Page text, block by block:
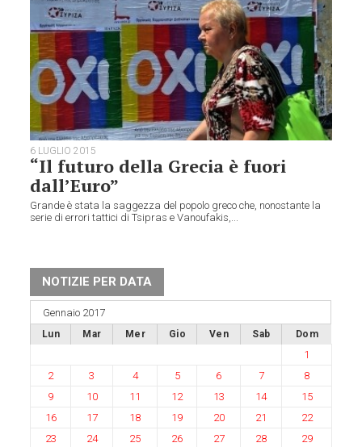
6 LUGLIO 2015
“Il futuro della Grecia è fuori
dall’Euro”
Grande è stata la saggezza del popolo greco che, nonostante la
serie di errori tattici di Tsipras e Vanoufakis,...
NOTIZIE PER DATA
Gennaio 2017
Lun Mar Mer Gio Ven Sab Dom
1
2
3 4 5 6 7
8
9
10 11 12 13 14
15
16
17 18 19 20 21
22
23
24 25 26 27 28
29